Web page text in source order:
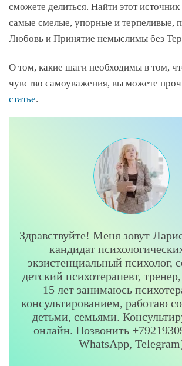
сможете делиться. Найти этот
самые смелые, упорные и терпеливые,
Любовь и Принятие немыслимы без
О том, какие шаги необходимы в том,
чувство самоуважения, вы можете
статье.
Здравствуйте! Меня зовут
кандидат
экзистенциальный психолог,
детский психотерапевт,
15 лет занимаюсь
консультированием, работаю
детьми, семьями.
онлайн. Позвонить
WhatsApp,